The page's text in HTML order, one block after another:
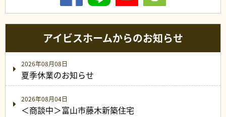
アイビスホームからのお知らせ
2026年08月08日
夏季休業のお知らせ
2026年08月04日
＜商談中＞富山市藤木新築住宅